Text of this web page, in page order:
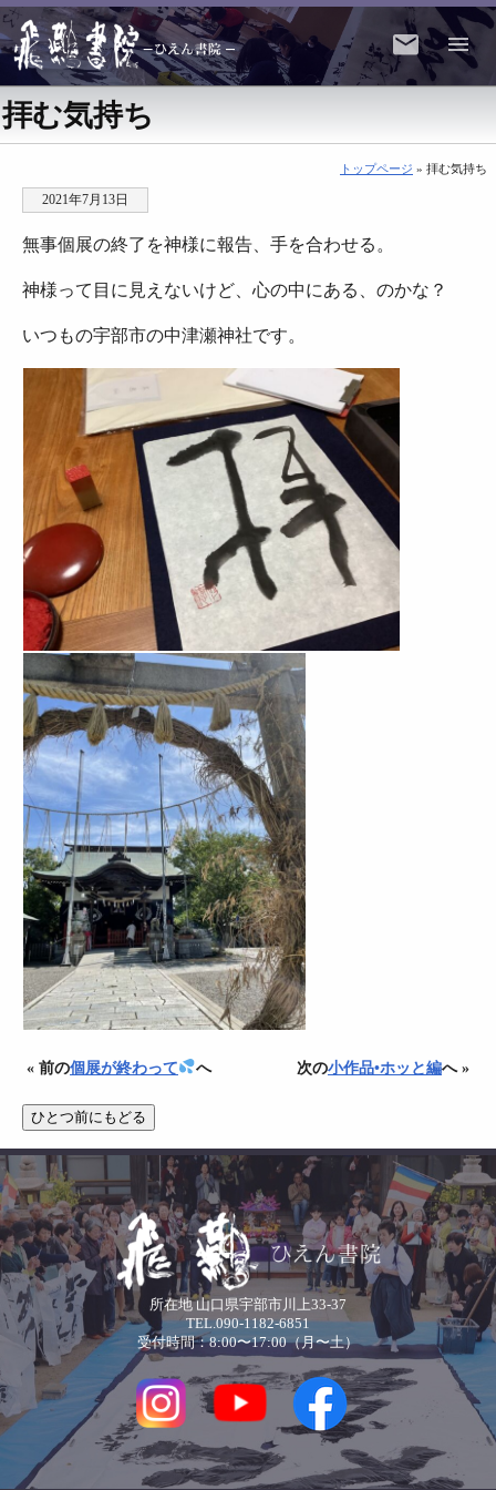
拝む気持ち
トップページ » 拝む気持ち
2021年7月13日
無事個展の終了を神様に報告、手を合わせる。
神様って目に見えないけど、心の中にある、のかな？
いつもの宇部市の中津瀬神社です。
« 前の個展が終わって へ 次の小作品•ホッと編へ »
所在地 山口県宇部市川上33-37
TEL.090-1182-6851
受付時間：8:00〜17:00（月〜土）